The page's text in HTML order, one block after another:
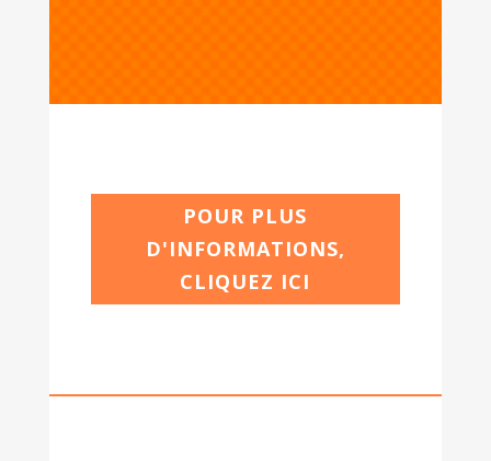
POUR PLUS
D'INFORMATIONS,
CLIQUEZ ICI